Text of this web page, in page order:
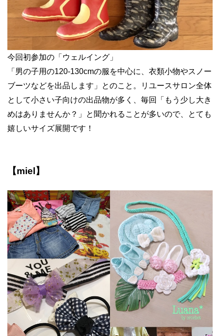
今回初参加の「ウェルイング」
「男の子用の120-130cmの服を中心に、衣類小物やスノー
ブーツなどを出品します」とのこと。リユースサロン全体
として小さい子向けの出品物が多く、毎回「もう少し大き
めはありませんか？」と聞かれることが多いので、とても
嬉しいサイズ展開です！
【miel】